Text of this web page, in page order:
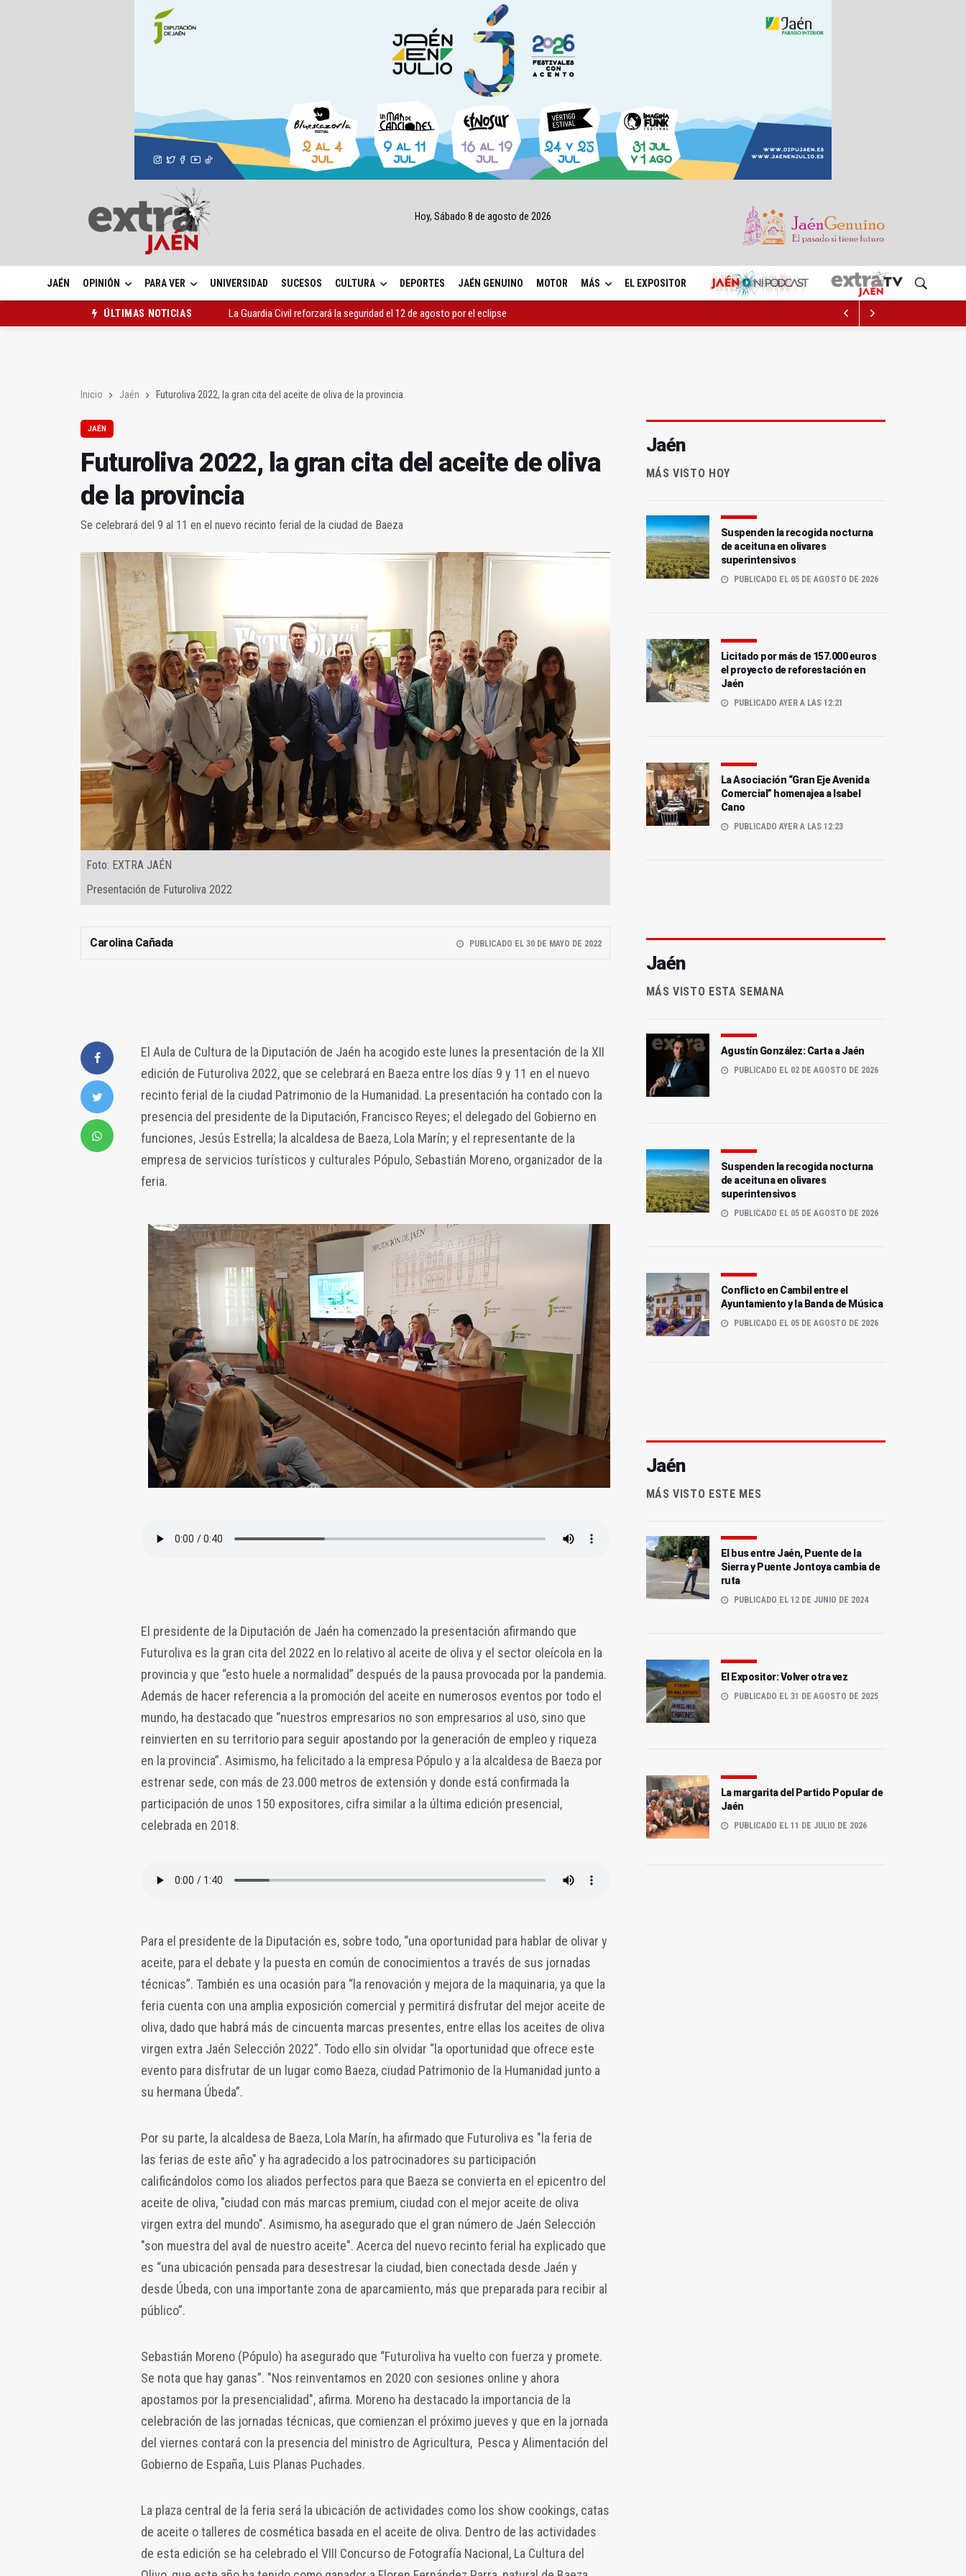
Hoy, Sábado 8 de agosto de 2026
JAÉN OPINIÓN PARA VER UNIVERSIDAD SUCESOS CULTURA DEPORTES JAÉN GENUINO MOTOR MÁS EL EXPOSITOR
ÚLTIMAS NOTICIAS
La Guardia Civil reforzará la seguridad el 12 de agosto por el eclipse
Inicio Jaén Futuroliva 2022, la gran cita del aceite de oliva de la provincia
JAÉN
Futuroliva 2022, la gran cita del aceite de oliva
de la provincia
Se celebrará del 9 al 11 en el nuevo recinto ferial de la ciudad de Baeza
Foto: EXTRA JAÉN
Presentación de Futuroliva 2022
Carolina Cañada PUBLICADO EL 30 DE MAYO DE 2022
El Aula de Cultura de la Diputación de Jaén ha acogido este lunes la presentación de la XII
edición de Futuroliva 2022, que se celebrará en Baeza entre los días 9 y 11 en el nuevo
recinto ferial de la ciudad Patrimonio de la Humanidad. La presentación ha contado con la
presencia del presidente de la Diputación, Francisco Reyes; el delegado del Gobierno en
funciones, Jesús Estrella; la alcaldesa de Baeza, Lola Marín; y el representante de la
empresa de servicios turísticos y culturales Pópulo, Sebastián Moreno, organizador de la
feria.
El presidente de la Diputación de Jaén ha comenzado la presentación afirmando que
Futuroliva es la gran cita del 2022 en lo relativo al aceite de oliva y el sector oleícola en la
provincia y que “esto huele a normalidad” después de la pausa provocada por la pandemia.
Además de hacer referencia a la promoción del aceite en numerosos eventos por todo el
mundo, ha destacado que “nuestros empresarios no son empresarios al uso, sino que
reinvierten en su territorio para seguir apostando por la generación de empleo y riqueza
en la provincia”. Asimismo, ha felicitado a la empresa Pópulo y a la alcaldesa de Baeza por
estrenar sede, con más de 23.000 metros de extensión y donde está confirmada la
participación de unos 150 expositores, cifra similar a la última edición presencial,
celebrada en 2018.
Para el presidente de la Diputación es, sobre todo, “una oportunidad para hablar de olivar y
aceite, para el debate y la puesta en común de conocimientos a través de sus jornadas
técnicas”. También es una ocasión para “la renovación y mejora de la maquinaria, ya que la
feria cuenta con una amplia exposición comercial y permitirá disfrutar del mejor aceite de
oliva, dado que habrá más de cincuenta marcas presentes, entre ellas los aceites de oliva
virgen extra Jaén Selección 2022”. Todo ello sin olvidar “la oportunidad que ofrece este
evento para disfrutar de un lugar como Baeza, ciudad Patrimonio de la Humanidad junto a
su hermana Úbeda”.
Por su parte, la alcaldesa de Baeza, Lola Marín, ha afirmado que Futuroliva es "la feria de
las ferias de este año" y ha agradecido a los patrocinadores su participación
calificándolos como los aliados perfectos para que Baeza se convierta en el epicentro del
aceite de oliva, "ciudad con más marcas premium, ciudad con el mejor aceite de oliva
virgen extra del mundo". Asimismo, ha asegurado que el gran número de Jaén Selección
"son muestra del aval de nuestro aceite". Acerca del nuevo recinto ferial ha explicado que
es “una ubicación pensada para desestresar la ciudad, bien conectada desde Jaén y
desde Úbeda, con una importante zona de aparcamiento, más que preparada para recibir al
público”.
Sebastián Moreno (Pópulo) ha asegurado que “Futuroliva ha vuelto con fuerza y promete.
Se nota que hay ganas”. "Nos reinventamos en 2020 con sesiones online y ahora
apostamos por la presencialidad", afirma. Moreno ha destacado la importancia de la
celebración de las jornadas técnicas, que comienzan el próximo jueves y que en la jornada
del viernes contará con la presencia del ministro de Agricultura, Pesca y Alimentación del
Gobierno de España, Luis Planas Puchades.
La plaza central de la feria será la ubicación de actividades como los show cookings, catas
de aceite o talleres de cosmética basada en el aceite de oliva. Dentro de las actividades
de esta edición se ha celebrado el VIII Concurso de Fotografía Nacional, La Cultura del
Jaén
MÁS VISTO HOY
Suspenden la recogida nocturna
de aceituna en olivares
superintensivos
PUBLICADO EL 05 DE AGOSTO DE 2026
Licitado por más de 157.000 euros
el proyecto de reforestación en
Jaén
PUBLICADO AYER A LAS 12:21
La Asociación “Gran Eje Avenida
Comercial” homenajea a Isabel
Cano
PUBLICADO AYER A LAS 12:23
Jaén
MÁS VISTO ESTA SEMANA
Agustín González: Carta a Jaén
PUBLICADO EL 02 DE AGOSTO DE 2026
Suspenden la recogida nocturna
de aceituna en olivares
superintensivos
PUBLICADO EL 05 DE AGOSTO DE 2026
Conflicto en Cambil entre el
Ayuntamiento y la Banda de Música
PUBLICADO EL 05 DE AGOSTO DE 2026
Jaén
MÁS VISTO ESTE MES
El bus entre Jaén, Puente de la
Sierra y Puente Jontoya cambia de
ruta
PUBLICADO EL 12 DE JUNIO DE 2024
El Expositor: Volver otra vez
PUBLICADO EL 31 DE AGOSTO DE 2025
La margarita del Partido Popular de
Jaén
PUBLICADO EL 11 DE JULIO DE 2026